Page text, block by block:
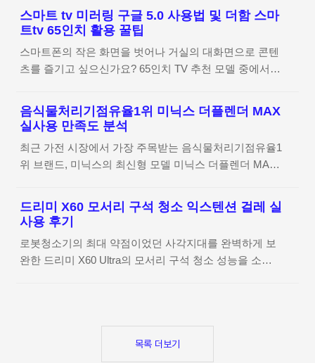
거든요. 하지만 이번 로티캠프 모델을 살펴보면서 가장
반가웠던 점은 바로 '장신 사용자'들을 배려한 넉넉한 설
계였어요.더 이상 좁은 공간 때문에 대형 원터치 텐트 구
매를 망설일 필요가 없겠더라고요. 넉넉한 사이즈..
슬림한 라인과 세련된 메탈 패널의 매력을 상세히 확인해
보세요. 삼성 무풍 에어컨 제품 상세 정보 확인하기 거실
인테리어의 완성, 삼성 무풍 에어컨 스탠드 선택 거실에
서 가장 큰 부피를 차지하는 가전이 바로 에어컨이다 보
니 성능만큼이나 디자인을 중요하게 따져보게 되었는데
어 거실 인테리어의 중심을 잡아주는 오브제 같은 느낌을
주더라고요. 직접 본 실물 후기로도 대만족이었습니다.투
박한 가전의 느낌보다는 가구와 자연스럽게 어우러지는
세련된 외형 덕분에 설치 전부터 기대가 컸는데, 실제로
스마트 tv 미러링 구글 5.0 사용법 및 더함 스마
트tv 65인치 활용 꿀팁
스마트폰의 작은 화면을 벗어나 거실의 대화면으로 콘텐
츠를 즐기고 싶으신가요? 65인치 TV 추천 모델 중에서도
5.0 OS를 통해 아주 간편한 미러링 환경을 제공합니다.
안드로이드부터 아이폰까지, 끊김 없이 선명하게 즐기는
스마트 tv 미러링 최적화 방법과 활용 꿀팁을 정리해 드
립니다. 더함 스마트tv 65인치 제품 상세 정보 확인하기
선 없는 자유, 스마트폰 화면을 65인치 대화면에 담는 법
나 아이들 재롱 잔치 모습을 온 가족이 함께 보고 싶을 때
가 많잖아요. 예전에는 복잡한 케이블을 연결해야 했지
만, 더함 스마트tv 65인치 모델은 무선 연결만으로 그 고
민을 해결해주더라고요. 선의 제약 ..
음식물처리기점유율1위 미닉스 더플렌더 MAX
실사용 만족도 분석
최근 가전 시장에서 가장 주목받는 음식물처리기점유율1
위 브랜드, 미닉스의 최신형 모델 미닉스 더플렌더 MAX
자 편의를 고려한 스마트 기능까지, 깐깐한 주부들 사이
에서 입소문이 난 이유와 실제 만족도 수치를 상세히 분
석해 드립니다. 미닉스 더플렌더 MAX 상세 정보 확인하
기 깐깐한 주부들 사이에서 입소문 난 브랜드의 저력 요
즘 가전 시장에서 가장 핫한 아이템을 꼽으라면 단연 음
드백을 적극 반영해 용량과 성능을 한층 업그레이드했다
드리미 X60 모서리 구석 청소 익스텐션 걸레 실
사용 후기
로봇청소기의 최대 약점이었던 사각지대를 완벽하게 보
완한 드리미 X60 Ultra의 모서리 구석 청소 성능을 소개
X60 Ultra 상세 정보 확인하기 로봇청소기의 고질적인 숙
제, 모서리 청소 로봇청소기를 쓰면서 가장 아쉬웠던 순
목록 더보기